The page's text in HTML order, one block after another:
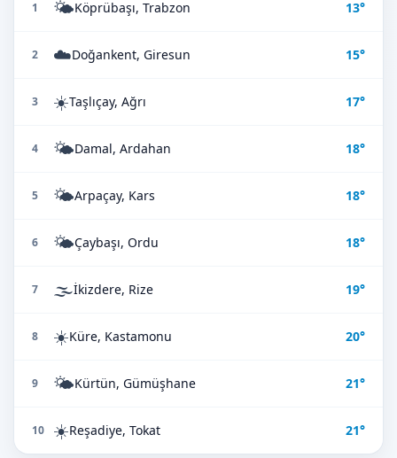
1 🌤️Köprübaşı, Trabzon 13°
2 ☁️Doğankent, Giresun 15°
3 ☀️Taşlıçay, Ağrı 17°
4 🌤️Damal, Ardahan 18°
5 🌤️Arpaçay, Kars 18°
6 🌤️Çaybaşı, Ordu 18°
7 🌫️İkizdere, Rize 19°
8 ☀️Küre, Kastamonu 20°
9 🌤️Kürtün, Gümüşhane 21°
10 ☀️Reşadiye, Tokat 21°